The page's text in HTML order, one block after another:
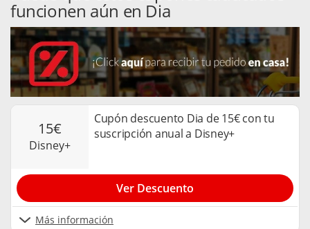
funcionen aún en Dia
15€
disney+
Cupón descuento Dia de 15€ con tu
suscripción anual a Disney+
Más información
Ver Descuento